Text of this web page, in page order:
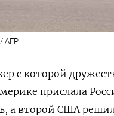
AFP
с которой
прислала
а второй США